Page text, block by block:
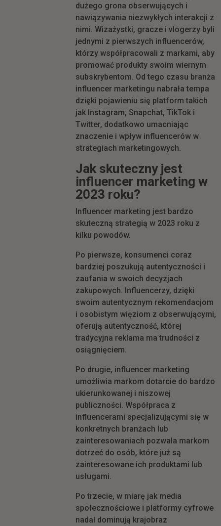
dużego grona obserwujących i
nawiązywania niezwykłych interakcji z
nimi. Wizażystki, gracze i vlogerzy byli
jednymi z pierwszych influencerów,
którzy współpracowali z markami, aby
promować produkty swoim wiernym
subskrybentom. Od tego czasu branża
influencer marketingu nabrała tempa
dzięki pojawieniu się platform takich
jak Instagram, Snapchat, TikTok i
Twitter, dodatkowo umacniając
znaczenie i wpływ influencerów w
strategiach marketingowych.
Jak skuteczny jest
influencer marketing w
2023 roku?
Influencer marketing jest bardzo
skuteczną strategią w 2023 roku z
kilku powodów.
Po pierwsze, konsumenci coraz
bardziej poszukują autentyczności i
zaufania w swoich decyzjach
zakupowych. Influencerzy, dzięki
swoim autentycznym rekomendacjom
i osobistym więziom z obserwującymi,
oferują autentyczność, której
tradycyjna reklama ma trudności z
osiągnięciem.
Po drugie, influencer marketing
umożliwia markom dotarcie do bardzo
ukierunkowanej i niszowej
publiczności. Współpraca z
influencerami specjalizującymi się w
konkretnych branżach lub
zainteresowaniach pozwala markom
dotrzeć do osób, które już są
zainteresowane ich produktami lub
usługami.
Po trzecie, w miarę jak media
społecznościowe i platformy cyfrowe
nadal dominują krajobraz